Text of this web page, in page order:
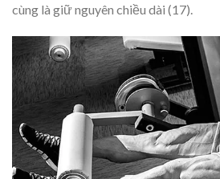
cùng là giữ nguyên chiều dài (17).